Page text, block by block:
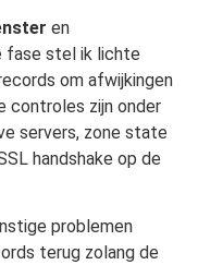
en
fase stel ik lichte
om afwijkingen
controles zijn onder
servers, zone state
handshake op de
problemen
terug zolang de